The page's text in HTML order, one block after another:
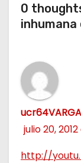
a
0
inhumana
julio 20,
http://